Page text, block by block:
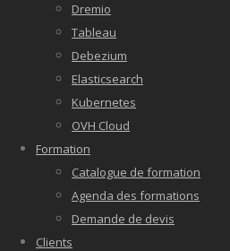
Dremio
Tableau
Debezium
Elasticsearch
Kubernetes
OVH Cloud
Formation
Catalogue de formation
Agenda des formations
Demande de devis
Clients